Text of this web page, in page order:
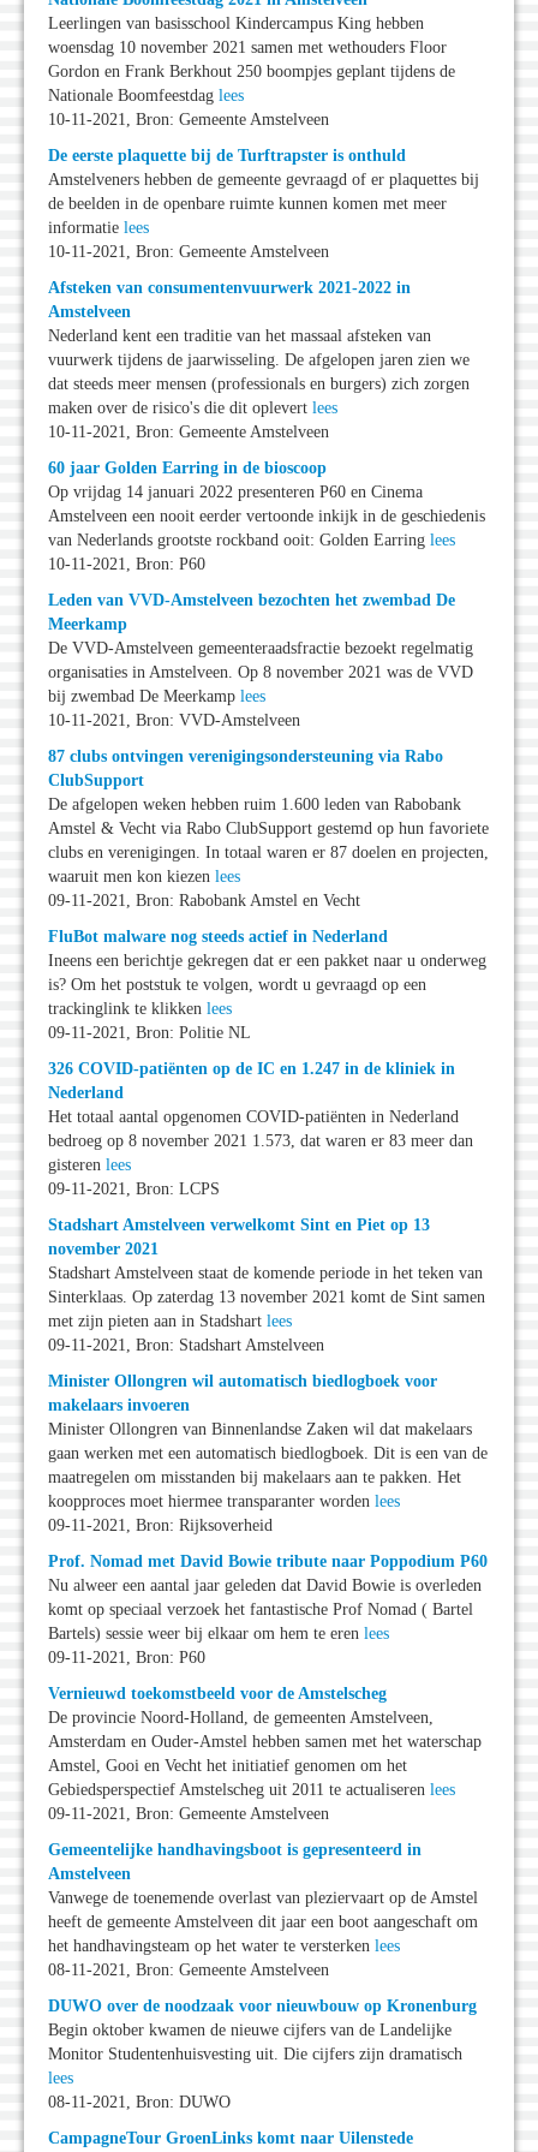
Leerlingen van basisschool Kindercampus King hebben
woensdag 10 november 2021 samen met wethouders Floor
Gordon en Frank Berkhout 250 boompjes geplant tijdens de
Nationale Boomfeestdag lees
10-11-2021, Bron: Gemeente Amstelveen
De eerste plaquette bij de Turftrapster is onthuld
Amstelveners hebben de gemeente gevraagd of er plaquettes bij
de beelden in de openbare ruimte kunnen komen met meer
informatie lees
10-11-2021, Bron: Gemeente Amstelveen
Afsteken van consumentenvuurwerk 2021-2022 in
Amstelveen
Nederland kent een traditie van het massaal afsteken van
vuurwerk tijdens de jaarwisseling. De afgelopen jaren zien we
dat steeds meer mensen (professionals en burgers) zich zorgen
maken over de risico's die dit oplevert lees
10-11-2021, Bron: Gemeente Amstelveen
60 jaar Golden Earring in de bioscoop
Op vrijdag 14 januari 2022 presenteren P60 en Cinema
Amstelveen een nooit eerder vertoonde inkijk in de geschiedenis
van Nederlands grootste rockband ooit: Golden Earring lees
10-11-2021, Bron: P60
Leden van VVD-Amstelveen bezochten het zwembad De
Meerkamp
De VVD-Amstelveen gemeenteraadsfractie bezoekt regelmatig
organisaties in Amstelveen. Op 8 november 2021 was de VVD
bij zwembad De Meerkamp lees
10-11-2021, Bron: VVD-Amstelveen
87 clubs ontvingen verenigingsondersteuning via Rabo
ClubSupport
De afgelopen weken hebben ruim 1.600 leden van Rabobank
Amstel & Vecht via Rabo ClubSupport gestemd op hun favoriete
clubs en verenigingen. In totaal waren er 87 doelen en projecten,
waaruit men kon kiezen lees
09-11-2021, Bron: Rabobank Amstel en Vecht
FluBot malware nog steeds actief in Nederland
Ineens een berichtje gekregen dat er een pakket naar u onderweg
is? Om het poststuk te volgen, wordt u gevraagd op een
trackinglink te klikken lees
09-11-2021, Bron: Politie NL
326 COVID-patiënten op de IC en 1.247 in de kliniek in
Nederland
Het totaal aantal opgenomen COVID-patiënten in Nederland
bedroeg op 8 november 2021 1.573, dat waren er 83 meer dan
gisteren lees
09-11-2021, Bron: LCPS
Stadshart Amstelveen verwelkomt Sint en Piet op 13
november 2021
Stadshart Amstelveen staat de komende periode in het teken van
Sinterklaas. Op zaterdag 13 november 2021 komt de Sint samen
met zijn pieten aan in Stadshart lees
09-11-2021, Bron: Stadshart Amstelveen
Minister Ollongren wil automatisch biedlogboek voor
makelaars invoeren
Minister Ollongren van Binnenlandse Zaken wil dat makelaars
gaan werken met een automatisch biedlogboek. Dit is een van de
maatregelen om misstanden bij makelaars aan te pakken. Het
koopproces moet hiermee transparanter worden lees
09-11-2021, Bron: Rijksoverheid
Prof. Nomad met David Bowie tribute naar Poppodium P60
Nu alweer een aantal jaar geleden dat David Bowie is overleden
komt op speciaal verzoek het fantastische Prof Nomad ( Bartel
Bartels) sessie weer bij elkaar om hem te eren lees
09-11-2021, Bron: P60
Vernieuwd toekomstbeeld voor de Amstelscheg
De provincie Noord-Holland, de gemeenten Amstelveen,
Amsterdam en Ouder-Amstel hebben samen met het waterschap
Amstel, Gooi en Vecht het initiatief genomen om het
Gebiedsperspectief Amstelscheg uit 2011 te actualiseren lees
09-11-2021, Bron: Gemeente Amstelveen
Gemeentelijke handhavingsboot is gepresenteerd in
Amstelveen
Vanwege de toenemende overlast van pleziervaart op de Amstel
heeft de gemeente Amstelveen dit jaar een boot aangeschaft om
het handhavingsteam op het water te versterken lees
08-11-2021, Bron: Gemeente Amstelveen
DUWO over de noodzaak voor nieuwbouw op Kronenburg
Begin oktober kwamen de nieuwe cijfers van de Landelijke
Monitor Studentenhuisvesting uit. Die cijfers zijn dramatisch
lees
08-11-2021, Bron: DUWO
CampagneTour GroenLinks komt naar Uilenstede